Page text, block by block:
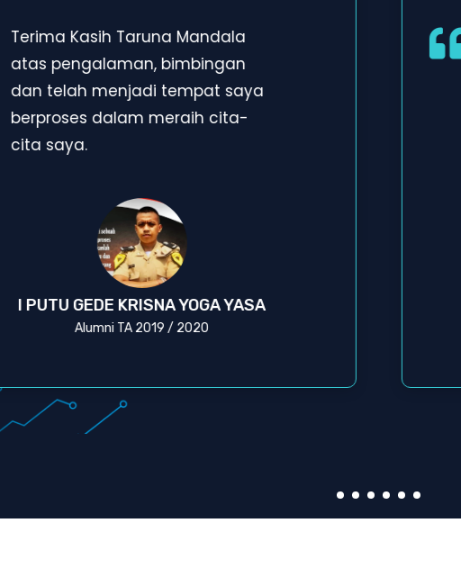
I PUTU GEDE KRISNA YOGA YASA
Alumni TA 2019 / 2020
Terima Kasih Taruna Mandala
atas pengalaman, bimbingan
dan telah menjadi tempat saya
berproses dalam meraih cita-
cita saya.